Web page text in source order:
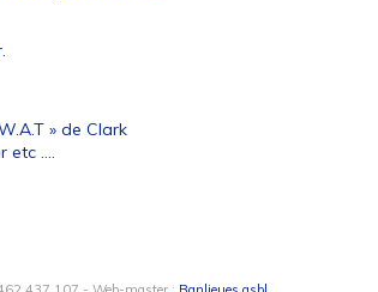
» de Clark
etc ….